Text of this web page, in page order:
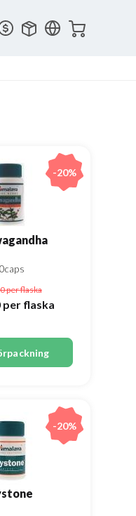
per flaska
per flaska
-20%
-20%